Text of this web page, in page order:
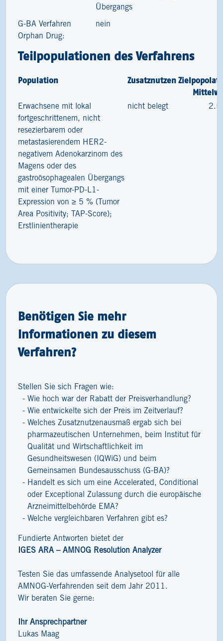
Übergangs
G-BA Verfahren
Orphan Drug:
nein
Teilpopulationen des Verfahrens
Population Zusatznutzen
Erwachsene mit lokal
fortgeschrittenem, nicht
resezierbarem oder
metastasierendem HER2-
negativem Adenokarzinom des
Magens oder des
gastroösophagealen Übergangs
mit einer Tumor-PD-L1-
Expression von ≥ 5 % (Tumor
Area Positivity; TAP-Score);
Erstlinientherapie
nicht belegt
Benötigen Sie mehr
Informationen zu diesem
Verfahren?
Stellen Sie sich Fragen wie:
Wie hoch war der Rabatt der Preisverhandlung?
Wie entwickelte sich der Preis im Zeitverlauf?
Welches Zusatznutzenausmaß ergab sich bei
pharmazeutischen Unternehmen, beim Institut für
Qualität und Wirtschaftlichkeit im
Gesundheitswesen (IQWiG) und beim
Gemeinsamen Bundesausschuss (G-BA)?
Handelt es sich um eine Accelerated, Conditional
oder Exceptional Zulassung durch die europäische
Arzneimittelbehörde EMA?
Welche vergleichbaren Verfahren gibt es?
Fundierte Antworten bietet der
IGES ARA – AMNOG Resolution Analyzer
Testen Sie das umfassende Analysetool für alle
AMNOG-Verfahrenden seit dem Jahr 2011.
Wir beraten Sie gerne:
Ihr Ansprechpartner
Lukas Maag